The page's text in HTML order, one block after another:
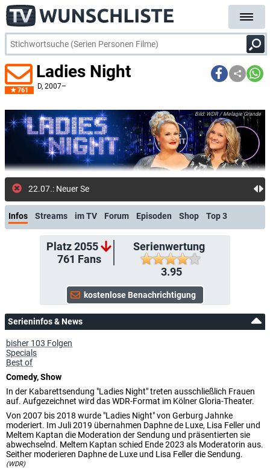
761
Ladies Night
D, 2007–
WDR / Melanie Grande
22.07.: Neuer Sendetermin/Serienstart: 02.09.2026
Infos Streams im TV Forum Episoden Shop Top 3
Platz 2055
761 Fans
Serienwertung
3.95
Serieninfos & News
bisher 103 Folgen
Specials
Best of
Comedy, Show
In der Kabarettsendung "Ladies Night" treten ausschließlich Frauen
auf. Aufgezeichnet wird das WDR-Format im Kölner Gloria-Theater.
Von 2007 bis 2018 wurde "Ladies Night" von Gerburg Jahnke
moderiert. Im Juli 2019 übernahmen Daphne de Luxe, Lisa Feller und
Meltem Kaptan die Moderation der Sendung und präsentierten sie
abwechselnd. Meltem Kaptan schied Ende 2023 als Moderatorin aus.
Seither moderieren Daphne de Luxe und Lisa Feller die Sendung.
(WDR)